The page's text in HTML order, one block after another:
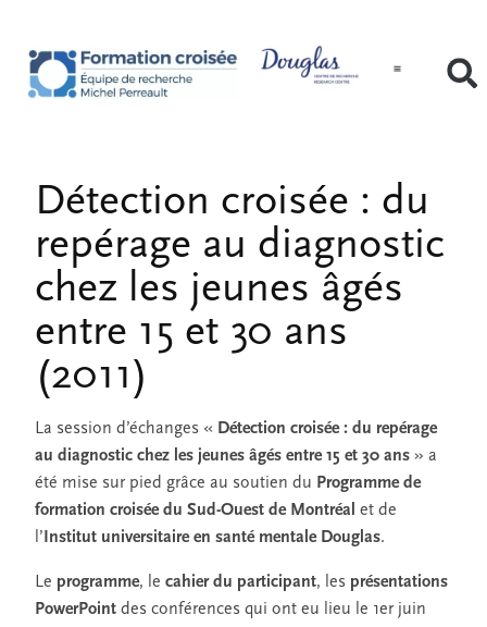
Détection croisée : du
repérage au diagnostic
chez les jeunes âgés
entre 15 et 30 ans
(2011)
La session d’échanges « Détection croisée : du repérage
au diagnostic chez les jeunes âgés entre 15 et 30 ans » a
été mise sur pied grâce au soutien du Programme de
formation croisée du Sud-Ouest de Montréal et de
l’ Institut universitaire en santé mentale Douglas.
Le programme, le cahier du participant, les présentations
PowerPoint des conférences qui ont eu lieu le 1er juin